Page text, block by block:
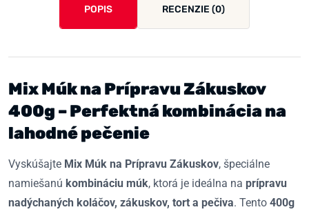
POPIS RECENZIE (0)
Mix Múk na Prípravu Zákuskov
400g – Perfektná kombinácia na
lahodné pečenie
Vyskúšajte Mix Múk na Prípravu Zákuskov, špeciálne
namiešanú kombináciu múk, ktorá je ideálna na prípravu
nadýchaných koláčov, zákuskov, tort a pečiva. Tento 400g